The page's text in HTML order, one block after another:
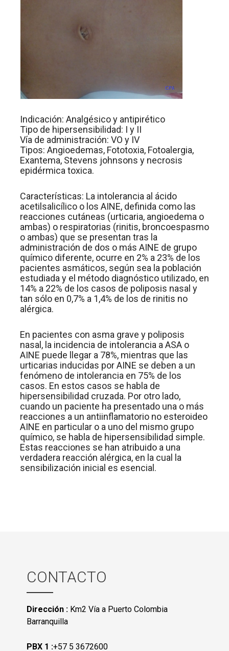
Indicación: Analgésico y antipirético
Tipo de hipersensibilidad: I y II
Vía de administración: VO y IV
Tipos: Angioedemas, Fototoxia, Fotoalergia,
Exantema, Stevens johnsons y necrosis
epidérmica toxica.
Características: La intolerancia al ácido
acetilsalicílico o los AINE, definida como las
reacciones cutáneas (urticaria, angioedema o
ambas) o respiratorias (rinitis, broncoespasmo
o ambas) que se presentan tras la
administración de dos o más AINE de grupo
químico diferente, ocurre en 2% a 23% de los
pacientes asmáticos, según sea la población
estudiada y el método diagnóstico utilizado, en
14% a 22% de los casos de poliposis nasal y
tan sólo en 0,7% a 1,4% de los de rinitis no
alérgica.
En pacientes con asma grave y poliposis
nasal, la incidencia de intolerancia a ASA o
AINE puede llegar a 78%, mientras que las
urticarias inducidas por AINE se deben a un
fenómeno de intolerancia en 75% de los
casos. En estos casos se habla de
hipersensibilidad cruzada. Por otro lado,
cuando un paciente ha presentado una o más
reacciones a un antiinflamatorio no esteroideo
AINE en particular o a uno del mismo grupo
químico, se habla de hipersensibilidad simple.
Estas reacciones se han atribuido a una
verdadera reacción alérgica, en la cual la
sensibilización inicial es esencial.
CONTACTO
Dirección : Km2 Vía a Puerto Colombia
Barranquilla
PBX 1 :+57 5 3672600